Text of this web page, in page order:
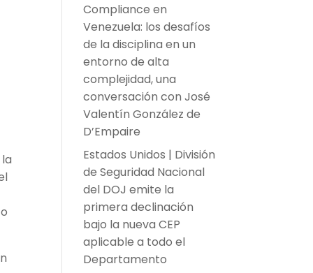
Compliance en
Venezuela: los desafíos
de la disciplina en un
entorno de alta
complejidad, una
conversación con José
Valentín González de
D’Empaire
Estados Unidos | División
de Seguridad Nacional
del DOJ emite la
primera declinación
bajo la nueva CEP
aplicable a todo el
Departamento